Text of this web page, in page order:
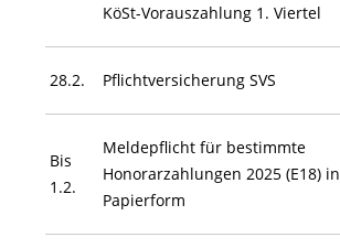
KöSt-Vorauszahlung 1. Viertel
28.2. Pflichtversicherung SVS
Bis
1.2.
Meldepflicht für bestimmte
Honorarzahlungen 2025 (E18) in
Papierform